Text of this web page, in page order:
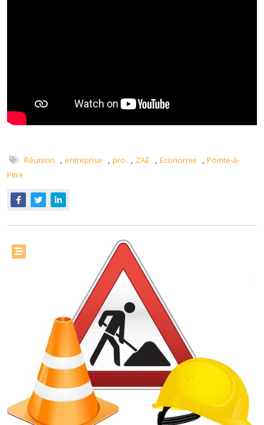
Réunion , entreprise , pro , ZAE , Economie , Pointe-à-
Pitre